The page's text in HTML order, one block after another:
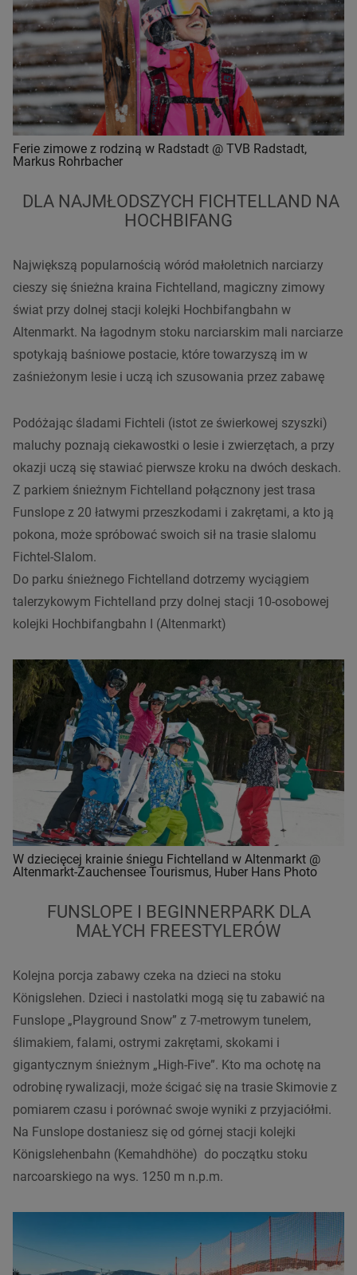
Ferie zimowe z rodziną w Radstadt @ TVB Radstadt,
Markus Rohrbacher
DLA NAJMŁODSZYCH FICHTELLAND NA
HOCHBIFANG
Największą popularnością wóród małoletnich narciarzy
cieszy się śnieżna kraina Fichtelland, magiczny zimowy
świat przy dolnej stacji kolejki Hochbifangbahn w
Altenmarkt. Na łagodnym stoku narciarskim mali narciarze
spotykają baśniowe postacie, które towarzyszą im w
zaśnieżonym lesie i uczą ich szusowania przez zabawę
Podóżając śladami Fichteli (istot ze świerkowej szyszki)
maluchy poznają ciekawostki o lesie i zwierzętach, a przy
okazji uczą się stawiać pierwsze kroku na dwóch deskach.
Z parkiem śnieżnym Fichtelland połącznony jest trasa
Funslope z 20 łatwymi przeszkodami i zakrętami, a kto ją
pokona, może spróbować swoich sił na trasie slalomu
Fichtel-Slalom.
Do parku śnieżnego Fichtelland dotrzemy wyciągiem
talerzykowym Fichtelland przy dolnej stacji 10-osobowej
kolejki Hochbifangbahn I (Altenmarkt)
W dziecięcej krainie śniegu Fichtelland w Altenmarkt @
Altenmarkt-Zauchensee Tourismus, Huber Hans Photo
FUNSLOPE I BEGINNERPARK DLA
MAŁYCH FREESTYLERÓW
Kolejna porcja zabawy czeka na dzieci na stoku
Königslehen. Dzieci i nastolatki mogą się tu zabawić na
Funslope „Playground Snow” z 7-metrowym tunelem,
ślimakiem, falami, ostrymi zakrętami, skokami i
gigantycznym śnieżnym „High-Five”. Kto ma ochotę na
odrobinę rywalizacji, może ścigać się na trasie Skimovie z
pomiarem czasu i porównać swoje wyniki z przyjaciółmi.
Na Funslope dostaniesz się od górnej stacji kolejki
Königslehenbahn (Kemahdhöhe) do początku stoku
narcoarskiego na wys. 1250 m n.p.m.